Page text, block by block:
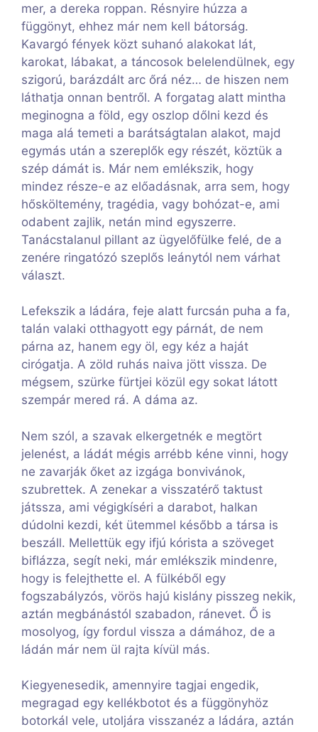
mer, a dereka roppan. Résnyire húzza a
függönyt, ehhez már nem kell bátorság.
Kavargó fények közt suhanó alakokat lát,
karokat, lábakat, a táncosok belelendülnek, egy
szigorú, barázdált arc őrá néz… de hiszen nem
láthatja onnan bentről. A forgatag alatt mintha
meginogna a föld, egy oszlop dőlni kezd és
maga alá temeti a barátságtalan alakot, majd
egymás után a szereplők egy részét, köztük a
szép dámát is. Már nem emlékszik, hogy
mindez része-e az előadásnak, arra sem, hogy
hősköltemény, tragédia, vagy bohózat-e, ami
odabent zajlik, netán mind egyszerre.
Tanácstalanul pillant az ügyelőfülke felé, de a
zenére ringatózó szeplős leánytól nem várhat
választ.
Lefekszik a ládára, feje alatt furcsán puha a fa,
talán valaki otthagyott egy párnát, de nem
párna az, hanem egy öl, egy kéz a haját
cirógatja. A zöld ruhás naiva jött vissza. De
mégsem, szürke fürtjei közül egy sokat látott
szempár mered rá. A dáma az.
Nem szól, a szavak elkergetnék e megtört
jelenést, a ládát mégis arrébb kéne vinni, hogy
ne zavarják őket az izgága bonvivánok,
szubrettek. A zenekar a visszatérő taktust
játssza, ami végigkíséri a darabot, halkan
dúdolni kezdi, két ütemmel később a társa is
beszáll. Mellettük egy ifjú kórista a szöveget
biflázza, segít neki, már emlékszik mindenre,
hogy is felejthette el. A fülkéből egy
fogszabályzós, vörös hajú kislány pisszeg nekik,
aztán megbánástól szabadon, ránevet. Ő is
mosolyog, így fordul vissza a dámához, de a
ládán már nem ül rajta kívül más.
Kiegyenesedik, amennyire tagjai engedik,
megragad egy kellékbotot és a függönyhöz
botorkál vele, utoljára visszanéz a ládára, aztán